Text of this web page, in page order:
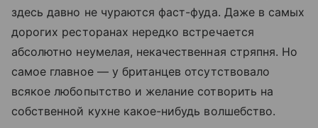
здесь давно не чураются фаст-фуда. Даже в самых
дорогих ресторанах нередко встречается
абсолютно неумелая, некачественная стряпня. Но
самое главное — у британцев отсутствовало
всякое любопытство и желание сотворить на
собственной кухне какое-нибудь волшебство.